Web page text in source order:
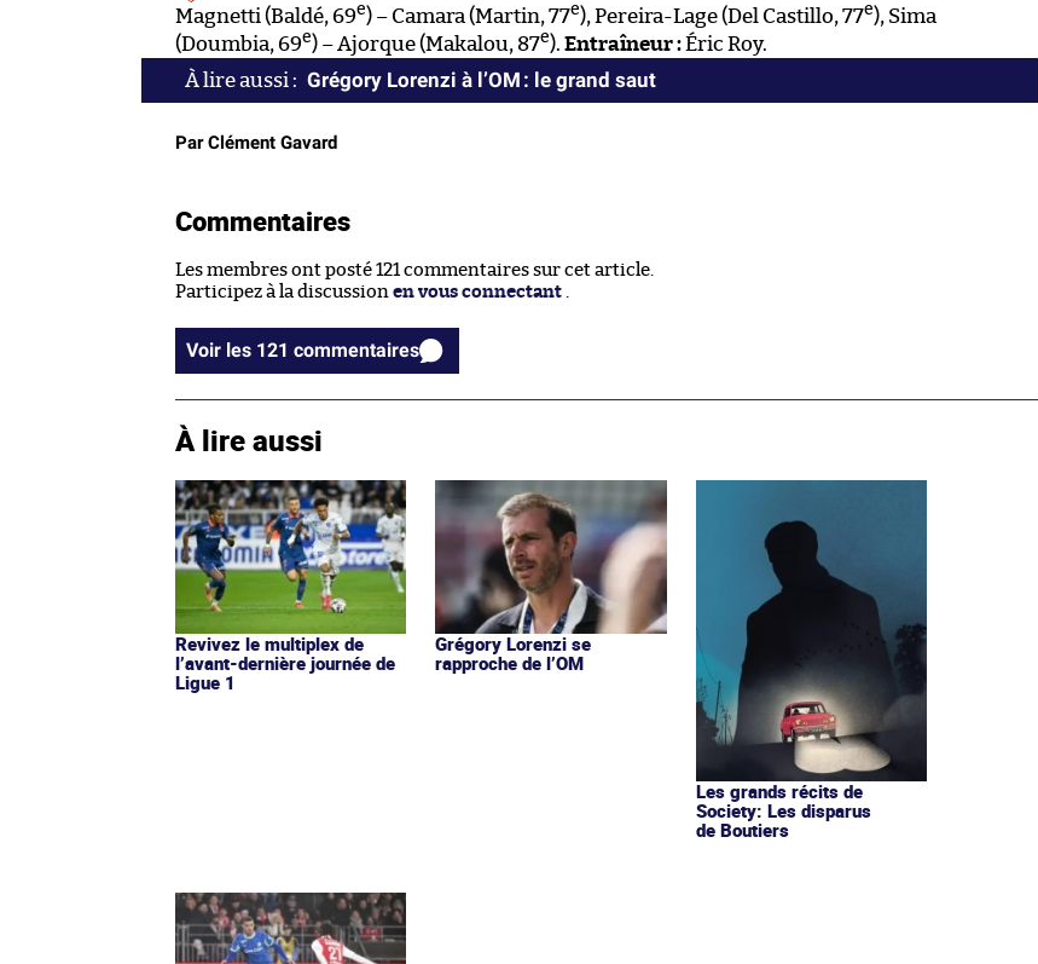
Magnetti (Baldé, 69e) – Camara (Martin, 77e), Pereira-Lage (Del Castillo, 77e), Sima
(Doumbia, 69e) – Ajorque (Makalou, 87e). Entraîneur :Éric Roy.
Grégory Lorenzi à l’OM : le grand saut
Par Clément Gavard
Commentaires
Les membres ont posté 121 commentaires sur cet article.
Participez à la discussion en vous connectant .
Voir les 121 commentaires
À lire aussi
Revivez le multiplex de
l’avant-dernière journée de
Ligue 1
Grégory Lorenzi se
rapproche de l’OM
Les grands récits de
Society: Les disparus
de Boutiers